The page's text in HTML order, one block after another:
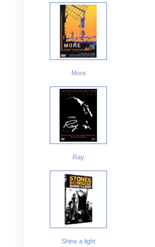
More
Ray
Shine a light